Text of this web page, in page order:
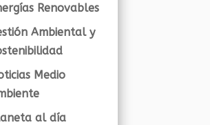
Renovables
Ambiental y
Medio
al día